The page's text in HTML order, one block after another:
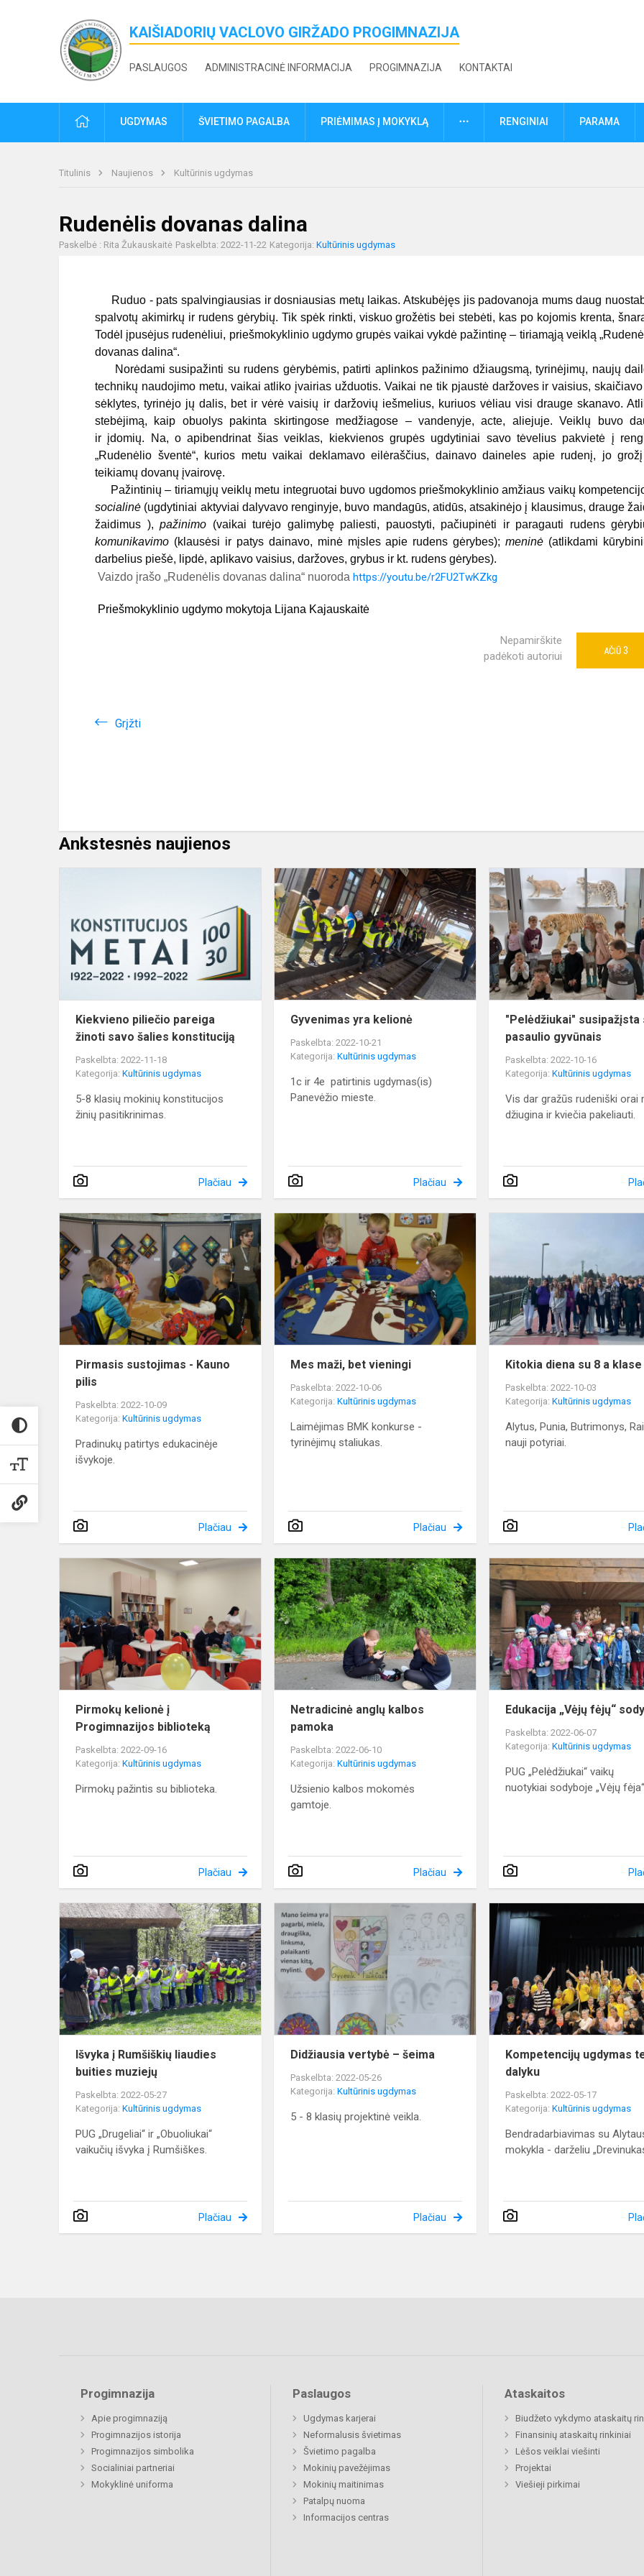
KAIŠIADORIŲ VACLOVO GIRŽADO PROGIMNAZIJA
PASLAUGOS ADMINISTRACINĖ INFORMACIJA PROGIMNAZIJA KONTAKTAI
PRADŽIAUGDYMAS ŠVIETIMO PAGALBA PRIĖMIMAS Į MOKYKLĄ DAUGIAURENGINIAI PARAMA
Titulinis Naujienos Kultūrinis ugdymas
Rudenėlis dovanas dalina
Paskelbė : Rita Žukauskaitė Paskelbta: 2022-11-22 Kategorija: Kultūrinis ugdymas
Ruduo - pats spalvingiausias ir dosniausias metų laikas. Atskubėjęs jis padovanoja mums daug
spalvotų akimirkų ir rudens gėrybių. Tik spėk rinkti, viskuo grožėtis bei stebėti, kas po kojomis krenta,
Todėl įpusėjus rudenėliui, priešmokyklinio ugdymo grupės vaikai vykdė pažintinę – tiriamąją veiklą
dovanas dalina“.
Norėdami susipažinti su rudens gėrybėmis, patirti aplinkos pažinimo džiaugsmą, tyrinėjimų, naujų
technikų naudojimo metu, vaikai atliko įvairias užduotis. Vaikai ne tik pjaustė daržoves ir vaisius,
sėklytes, tyrinėjo jų dalis, bet ir vėrė vaisių ir daržovių iešmelius, kuriuos vėliau visi drauge skanavo.
stebėjimą, kaip obuolys pakinta skirtingose medžiagose – vandenyje, acte, aliejuje. Veiklų buvo
ir įdomių. Na, o apibendrinat šias veiklas, kiekvienos grupės ugdytiniai savo tėvelius pakvietė į
„Rudenėlio šventė“, kurios metu vaikai deklamavo eilėraščius, dainavo daineles apie rudenį, jo
teikiamų dovanų įvairovę.
Pažintinių – tiriamųjų veiklų metu integruotai buvo ugdomos priešmokyklinio amžiaus vaikų
socialinė (ugdytiniai aktyviai dalyvavo renginyje, buvo mandagūs, atidūs, atsakinėjo į klausimus, drauge
žaidimus ), pažinimo (vaikai turėjo galimybę paliesti, pauostyti, pačiupinėti ir paragauti rudens
komunikavimo (klausėsi ir patys dainavo, minė mįsles apie rudens gėrybes);meninė (atlikdami
darbelius piešė, lipdė, aplikavo vaisius, daržoves, grybus ir kt. rudens gėrybes).
Vaizdo įrašo „Rudenėlis dovanas dalina“ nuoroda https://youtu.be/r2FU2TwKZkg
Priešmokyklinio ugdymo mokytoja Lijana Kajauskaitė
Nepamirškite
padėkoti autoriui
AČIŪ 3
Grįžti
Ankstesnės naujienos
Kiekvieno
piliečio
pareiga
žinoti
savo
šalies
konstituciją
Kiekvieno piliečio pareiga
žinoti savo šalies konstituciją
Paskelbta: 2022-11-18
Kategorija: Kultūrinis ugdymas
5-8 klasių mokinių konstitucijos
žinių pasitikrinimas.
Plačiau
Gyvenimas
yra
kelionė
Gyvenimas yra kelionė
Paskelbta: 2022-10-21
Kategorija:Kultūrinis ugdymas
1c ir 4e patirtinis ugdymas(is)
Panevėžio mieste.
Plačiau
"Pelėdžiukai" susipažįsta
pasaulio gyvūnais
Paskelbta: 2022-10-16
Kategorija:Kultūrinis ugdymas
Vis dar gražūs rudeniški orai
džiugina ir kviečia pakeliauti.
Pirmasis
sustojimas
-
Kauno
pilis
Pirmasis sustojimas - Kauno
pilis
Paskelbta: 2022-10-09
Kategorija: Kultūrinis ugdymas
Pradinukų patirtys edukacinėje
išvykoje.
Plačiau
Mes
vieningi
Mes maži, bet vieningi
Paskelbta: 2022-10-06
Kategorija:Kultūrinis ugdymas
Laimėjimas BMK konkurse -
tyrinėjimų staliukas.
Plačiau
Kitokia diena su 8 a klase
Paskelbta: 2022-10-03
Kategorija:Kultūrinis ugdymas
Alytus, Punia, Butrimonys,
nauji potyriai.
Pirmokų
kelionė
Progimnazijos
biblioteką
Pirmokų kelionė į
Progimnazijos biblioteką
Paskelbta: 2022-09-16
Kategorija: Kultūrinis ugdymas
Pirmokų pažintis su biblioteka.
Plačiau
Netradicinė
anglų
kalbos
pamoka
Netradicinė anglų kalbos
pamoka
Paskelbta: 2022-06-10
Kategorija:Kultūrinis ugdymas
Užsienio kalbos mokomės
gamtoje.
Plačiau
Edukacija „Vėjų fėjų“
Paskelbta: 2022-06-07
Kategorija:Kultūrinis ugdymas
PUG „Pelėdžiukai“ vaikų
nuotykiai sodyboje „Vėjų
Išvyka
į
Rumšiškių
liaudies
buities
muziejų
Išvyka į Rumšiškių liaudies
buities muziejų
Paskelbta: 2022-05-27
Kategorija: Kultūrinis ugdymas
PUG „Drugeliai“ ir „Obuoliukai“
vaikučių išvyka į Rumšiškes.
Plačiau
Didžiausia
vertybė
Didžiausia vertybė – šeima
Paskelbta: 2022-05-26
Kategorija:Kultūrinis ugdymas
5 - 8 klasių projektinė veikla.
Plačiau
Kompetencijų ugdymas
dalyku
Paskelbta: 2022-05-17
Kategorija:Kultūrinis ugdymas
Bendradarbiavimas su
mokykla - darželiu
Progimnazija
Apie progimnaziją
Progimnazijos istorija
Progimnazijos simbolika
Socialiniai partneriai
Mokyklinė uniforma
Paslaugos
Ugdymas karjerai
Neformalusis švietimas
Švietimo pagalba
Mokinių pavežėjimas
Mokinių maitinimas
Patalpų nuoma
Informacijos centras
Ataskaitos
Biudžeto vykdymo ataskaitų
Finansinių ataskaitų rinkiniai
Lėšos veiklai viešinti
Projektai
Viešieji pirkimai